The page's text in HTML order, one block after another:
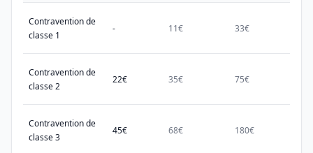
Contravention de
classe 1
- 11€ 33€
Contravention de
classe 2
22€ 35€ 75€
Contravention de
classe 3
45€ 68€ 180€